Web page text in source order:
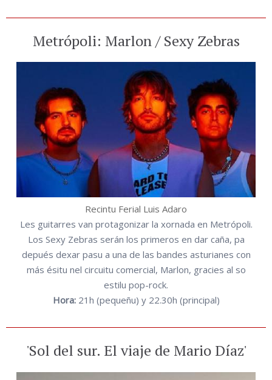
Metrópoli: Marlon / Sexy Zebras
Recintu Ferial Luis Adaro
Les guitarres van protagonizar la xornada en Metrópoli.
Los Sexy Zebras serán los primeros en dar caña, pa
depués dexar pasu a una de las bandes asturianes con
más ésitu nel circuitu comercial, Marlon, gracies al so
estilu pop-rock.
Hora:21h (pequeñu) y 22.30h (principal)
'Sol del sur. El viaje de Mario Díaz'